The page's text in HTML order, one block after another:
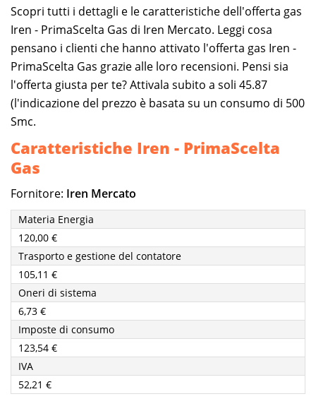
Scopri tutti i dettagli e le caratteristiche dell'offerta gas
Iren - PrimaScelta Gas di Iren Mercato. Leggi cosa
pensano i clienti che hanno attivato l'offerta gas Iren -
PrimaScelta Gas grazie alle loro recensioni. Pensi sia
l'offerta giusta per te? Attivala subito a soli 45.87
(l'indicazione del prezzo è basata su un consumo di 500
Smc.
Caratteristiche Iren - PrimaScelta
Gas
Fornitore: Iren Mercato
Materia Energia
120,00 €
Trasporto e gestione del contatore
105,11 €
Oneri di sistema
6,73 €
Imposte di consumo
123,54 €
IVA
52,21 €